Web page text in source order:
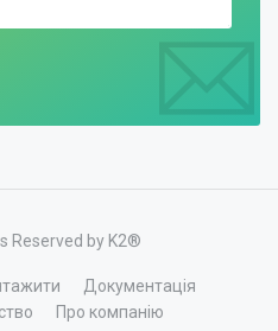
Reserved by K2®
Документація
Про компанію